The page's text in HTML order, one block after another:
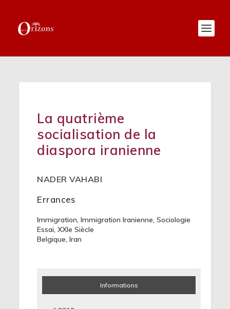
La quatrième
socialisation de la
diaspora iranienne
NADER VAHABI
Errances
Immigration,Immigration Iranienne,Sociologie
Essai,XXIe Siècle
Belgique,Iran
Informations